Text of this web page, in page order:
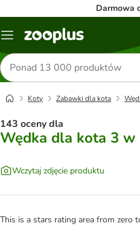
Darmowa
Menu
Szukaj
produktów
Koty Zabawki dla kota
143 oceny dla
Wędka dla kota 3 w
Wczytaj zdjęcie produktu
This is a stars rating area from zero